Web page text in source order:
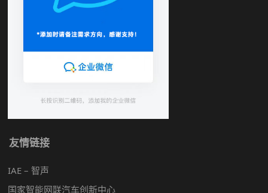
友情链接
IAE – 智声
国家智能网联汽车创新中心